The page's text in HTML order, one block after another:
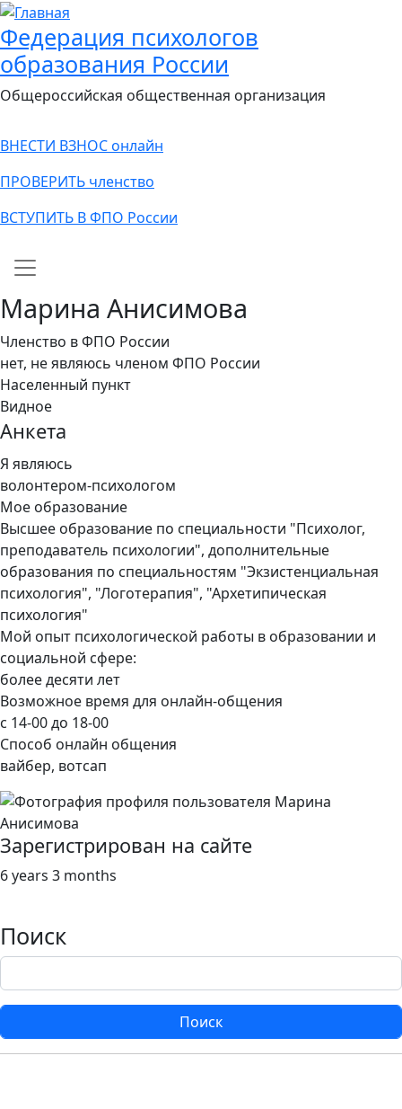
Федерация психологов
образования России
Общероссийская общественная организация
ВНЕСТИ ВЗНОС онлайн
ПРОВЕРИТЬ членство
ВСТУПИТЬ В ФПО России
Main navigation
Марина Анисимова
Членство в ФПО России
нет, не являюсь членом ФПО России
Населенный пункт
Видное
Анкета
Я являюсь
волонтером-психологом
Мое образование
Высшее образование по специальности "Психолог,
преподаватель психологии", дополнительные
образования по специальностям "Экзистенциальная
психология", "Логотерапия", "Архетипическая
психология"
Мой опыт психологической работы в образовании и
социальной сфере:
более десяти лет
Возможное время для онлайн-общения
с 14-00 до 18-00
Способ онлайн общения
вайбер, вотсап
Зарегистрирован на сайте
6 years 3 months
Поиск
Поиск